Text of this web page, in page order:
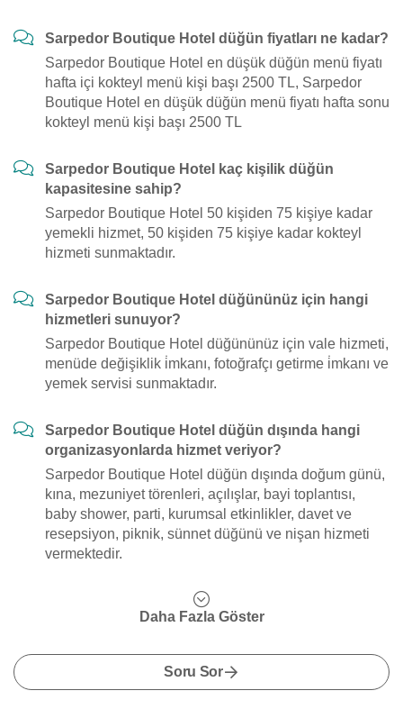
Sarpedor Boutique Hotel düğün fiyatları ne kadar?
Sarpedor Boutique Hotel en düşük düğün menü fiyatı
hafta içi kokteyl menü kişi başı 2500 TL, Sarpedor
Boutique Hotel en düşük düğün menü fiyatı hafta sonu
kokteyl menü kişi başı 2500 TL
Sarpedor Boutique Hotel kaç kişilik düğün
kapasitesine sahip?
Sarpedor Boutique Hotel 50 kişiden 75 kişiye kadar
yemekli hizmet, 50 kişiden 75 kişiye kadar kokteyl
hizmeti sunmaktadır.
Sarpedor Boutique Hotel düğününüz için hangi
hizmetleri sunuyor?
Sarpedor Boutique Hotel düğününüz için vale hizmeti,
menüde değişiklik i̇mkanı, fotoğrafçı getirme i̇mkanı ve
yemek servisi sunmaktadır.
Sarpedor Boutique Hotel düğün dışında hangi
organizasyonlarda hizmet veriyor?
Sarpedor Boutique Hotel düğün dışında doğum günü,
kına, mezuniyet törenleri, açılışlar, bayi toplantısı,
baby shower, parti, kurumsal etkinlikler, davet ve
resepsiyon, piknik, sünnet düğünü ve nişan hizmeti
vermektedir.
Daha Fazla Göster
Soru Sor